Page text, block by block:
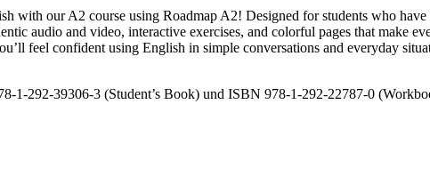
with our A2 course using Roadmap A2! Designed for students who
audio and video, interactive exercises, and colorful pages that make
feel confident using English in simple conversations and everyday
1-292-39306-3 (Student’s Book) und ISBN 978-1-292-22787-0